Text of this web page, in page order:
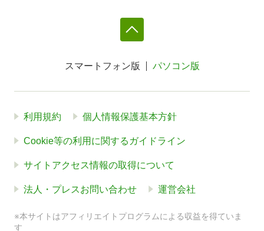
スマートフォン版 パソコン版
利用規約 個人情報保護基本方針
Cookie等の利用に関するガイドライン
サイトアクセス情報の取得について
法人・プレスお問い合わせ 運営会社
※本サイトはアフィリエイトプログラムによる収益を得ていま
す